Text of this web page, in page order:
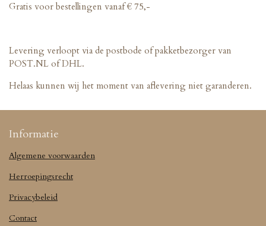
Gratis voor bestellingen vanaf € 75,-
Levering verloopt via de postbode of pakketbezorger van
POST.NL of DHL.
Helaas kunnen wij het moment van aflevering niet garanderen.
Informatie
Algemene voorwaarden
Herroepingsrecht
Privacybeleid
Contact